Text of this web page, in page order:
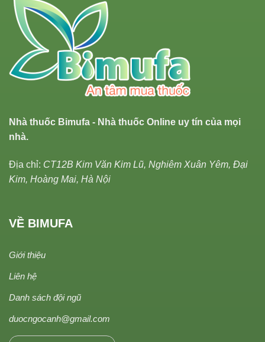
Nhà thuốc Bimufa - Nhà thuốc Online uy tín của mọi
nhà.
Địa chỉ: CT12B Kim Văn Kim Lũ, Nghiêm Xuân Yêm, Đại
Kim, Hoàng Mai, Hà Nội
VỀ BIMUFA
Giới thiệu
Liên hệ
Danh sách đội ngũ
duocngocanh@gmail.com